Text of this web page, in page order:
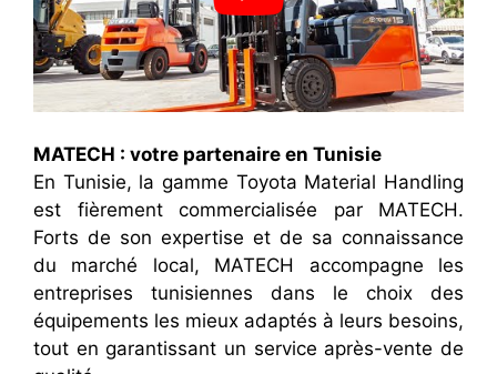
MATECH : votre partenaire en Tunisie
En Tunisie, la gamme Toyota Material Handling
est fièrement commercialisée par MATECH.
Forts de son expertise et de sa connaissance
du marché local, MATECH accompagne les
entreprises tunisiennes dans le choix des
équipements les mieux adaptés à leurs besoins,
tout en garantissant un service après-vente de